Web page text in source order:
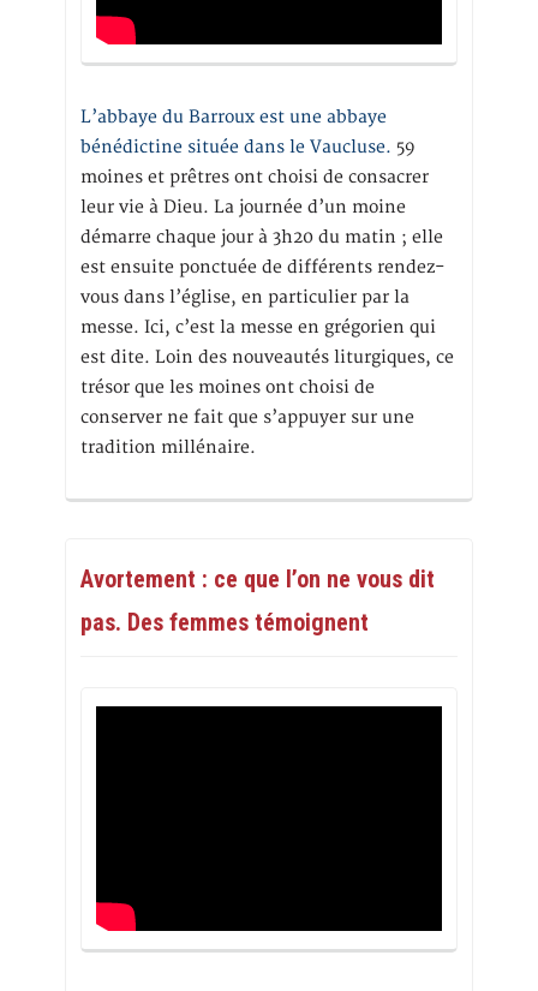
L’abbaye du Barroux est une abbaye
bénédictine située dans le Vaucluse. 59
moines et prêtres ont choisi de consacrer
leur vie à Dieu. La journée d’un moine
démarre chaque jour à 3h20 du matin ; elle
est ensuite ponctuée de différents rendez-
vous dans l’église, en particulier par la
messe. Ici, c’est la messe en grégorien qui
est dite. Loin des nouveautés liturgiques, ce
trésor que les moines ont choisi de
conserver ne fait que s’appuyer sur une
tradition millénaire.
Avortement : ce que l’on ne vous dit
pas. Des femmes témoignent